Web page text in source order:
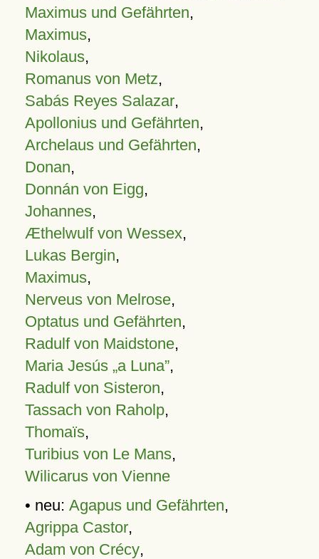
Maximus und Gefährten,
Maximus,
Nikolaus,
Romanus von Metz,
Sabás Reyes Salazar,
Apollonius und Gefährten,
Archelaus und Gefährten,
Donan,
Donnán von Eigg,
Johannes,
Æthelwulf von Wessex,
Lukas Bergin,
Maximus,
Nerveus von Melrose,
Optatus und Gefährten,
Radulf von Maidstone,
Maria Jesús „a Luna”,
Radulf von Sisteron,
Tassach von Raholp,
Thomaïs,
Turibius von Le Mans,
Wilicarus von Vienne
• neu: Agapus und Gefährten,
Agrippa Castor,
Adam von Crécy,